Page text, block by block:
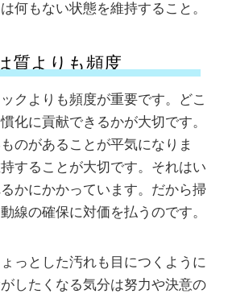
何もない状態を維持すること。
質よりも頻度
クよりも頻度が重要です。どこ
化に貢献できるかが大切です。
のがあることが平気になりま
することが大切です。それはい
かにかかっています。だから掃
線の確保に対価を払うのです。
っとした汚れも目につくように
したくなる気分は努力や決意の